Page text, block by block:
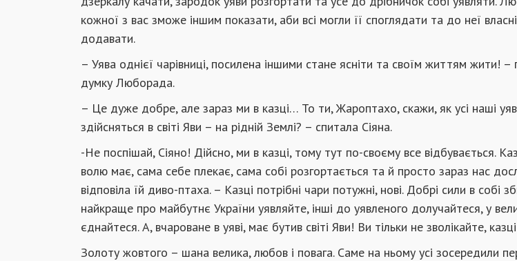
кожної з вас зможе іншим показати, аби всі могли її споглядати та до неї
додавати.
– Уява однієї чарівниці, посилена іншими стане ясніти та своїм життям жити! –
думку Люборада.
– Це дуже добре, але зараз ми в казці… То ти, Жароптахо, скажи, як усі наші
здійсняться в світі Яви – на рідній Землі? – спитала Сіяна.
-Не поспішай, Сіяно! Дійсно, ми в казці, тому тут по-своєму все відбувається.
волю має, сама себе плекає, сама собі розгортається та й просто зараз нас
відповіла їй диво-птаха. – Казці потрібні чари потужні, нові. Добрі сили в собі
найкраще про майбутнє України уявляйте, інші до уявленого долучайтеся, у
єднайтеся. А, вчароване в уяві, має бутив світі Яви! Ви тільки не зволікайте,
Золоту жовтого – шана велика, любов і повага. Саме на ньому усі зосередили